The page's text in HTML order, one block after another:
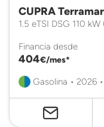
CUPRA Terramar
1.5 eTSI DSG 110
Financia desde
404€/mes*
Gasolina • 2026